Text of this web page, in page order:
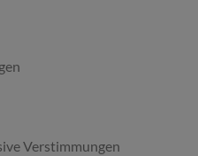
Verstimmungen